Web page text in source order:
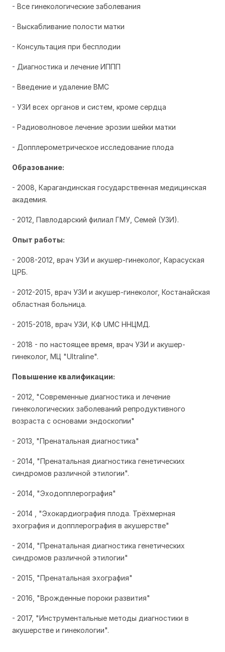
- Все гинекологические заболевания
- Выскабливание полости матки
- Консультация при бесплодии
- Диагностика и лечение ИППП
- Введение и удаление ВМС
- УЗИ всех органов и систем, кроме сердца
- Радиоволновое лечение эрозии шейки матки
- Допплерометрическое исследование плода
Образование:
- 2008, Карагандинская государственная медицинская
академия.
- 2012, Павлодарский филиал ГМУ, Семей (УЗИ).
Опыт работы:
- 2008-2012, врач УЗИ и акушер-гинеколог, Карасуская
ЦРБ.
- 2012-2015, врач УЗИ и акушер-гинеколог, Костанайская
областная больница.
- 2015-2018, врач УЗИ, КФ UMC ННЦМД.
- 2018 - по настоящее время, врач УЗИ и акушер-
гинеколог, МЦ "Ultraline".
Повышение квалификации:
- 2012, "Современные диагностика и лечение
гинекологических заболеваний репродуктивного
возраста с основами эндоскопии"
- 2013, "Пренатальная диагностика"
- 2014, "Пренатальная диагностика генетических
синдромов различной этилогии".
- 2014, "Эходопплерография"
- 2014 , "Эхокардиография плода. Трёхмерная
эхография и допплерография в акушерстве"
- 2014, "Пренатальная диагностика генетических
синдромов различной этилогии"
- 2015, "Пренатальная эхография"
- 2016, "Врожденные пороки развития"
- 2017, "Инструментальные методы диагностики в
акушерстве и гинекологии".